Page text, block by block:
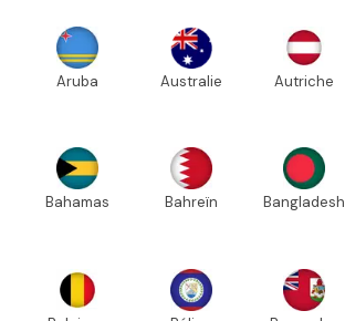
Aruba Australie Autriche
Bahamas Bahreïn Bangladesh